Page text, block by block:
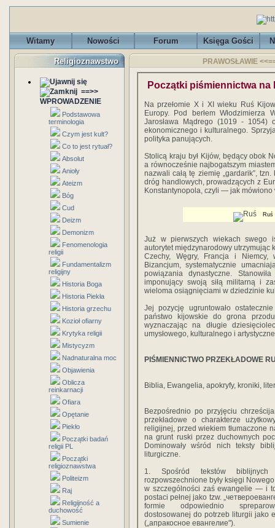
Witamy Nowości Forum Księga Gości
Religioznawstwo
==>>
WPROWADZENIE
Podstawowa
terminologia
Czym jest kult?
Co to jest rytuał?
Absolut
Anioły
Ateizm
Bóg
Cud
Deizm
Demonizm
Fenomenologia
religii
Fundamentalizm
religijny
Historia Boga
Historia Piekła
Historia grzechu
Kozioł ofiarny
Krytyka religii
Mistycyzm
Nadnaturalna moc
Objawienia
Oblicza
reinkarnacji
Ofiara
Opętanie
Piekło
Początki badań
religii PL
Początki
religioznawstwa
Politeizm
Raj
Religijność a
duchowość
Sumienie
PRAWOSŁAWIE
Początki piśmiennictwa
Na przełomie X i XI wieku Ruś
Europy. Pod berłem
Jarosława Mądrego (1019 - 1054)
ekonomicznego i kulturalnego.
polityka panujących.
Stolicą kraju był Kijów, będący obok
a równocześnie najbogatszym
nazwali całą tę ziemię „gardarik”,
dróg handlowych, prowadzących z
Konstantynopola, czyli — jak mówiono
Ruś
Już w pierwszych wiekach swego
autorytet międzynarodowy utrzymując
Czechy, Węgry, Francja i
Bizancjum, systematycznie
powiązania dynastyczne.
imponujący swoją siłą militarną i
wieloma osiągnięciami w dziedzinie
Jej pozycję ugruntowało
państwo kijowskie do grona
wyznaczając na długie
umysłowego, kulturalnego i
PIŚMIENNICTWO PRZEKŁADOWE
Biblia, Ewangelia, apokryfy, kroniki,
Bezpośrednio po przyjęciu
przekładowe o charakterze
religijnej, przed wiekiem tłumaczone
na grunt ruski przez duchownych
Dominowały wśród nich teksty
liturgiczne.
1. Spośród tekstów biblijnych
rozpowszechnione były księgi
w szczególności zaś ewangelie — i
postaci pełnej jako tzw.
formie odpowiednio
dostosowanej do potrzeb liturgii jako
(„апракосное евангелие").